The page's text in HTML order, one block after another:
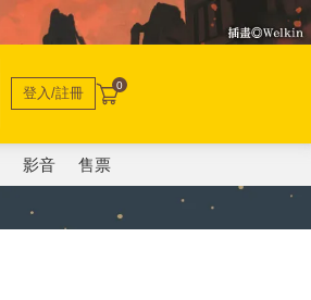
登入/註冊 0
影音 售票